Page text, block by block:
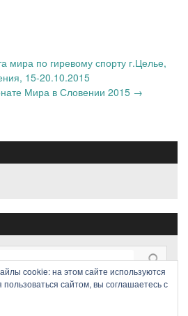
мира по гиревому спорту г.Целье,
15-20.10.2015
Мира в Словении 2015 →
cookie: на этом сайте используются
сайтом, вы соглашаетесь с